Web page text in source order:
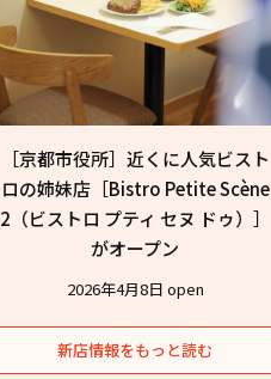
［京都市役所］近くに人気ビスト
ロの姉妹店［Bistro Petite Scène
2（ビストロ プティ セヌ ドゥ）］
がオープン
2026年4月8日 open
新店情報をもっと読む